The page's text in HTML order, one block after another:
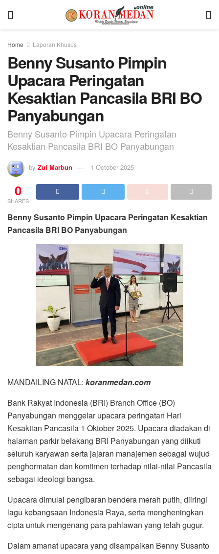
Home Laporan Khusus
Benny Susanto Pimpin
Upacara Peringatan
Kesaktian Pancasila BRI BO
Panyabungan
Benny Susanto Pimpin Upacara Peringatan
Kesaktian Pancasila BRI BO Panyabungan
by Zul Marbun 1 October 2025
0
SHARES
Benny Susanto Pimpin Upacara Peringatan Kesaktian
Pancasila BRI BO Panyabungan
MANDAILING NATAL: koranmedan.com
Bank Rakyat Indonesia (BRI) Branch Office (BO)
Panyabungan menggelar upacara peringatan Hari
Kesaktian Pancasila 1 Oktober 2025. Upacara diadakan di
halaman parkir belakang BRI Panyabungan yang diikuti
seluruh karyawan serta jajaran manajemen sebagai wujud
penghormatan dan komitmen terhadap nilai-nilai Pancasila
sebagai ideologi bangsa.
Upacara dimulai pengibaran bendera merah putih, diiringi
lagu kebangsaan Indonesia Raya, serta mengheningkan
cipta untuk mengenang para pahlawan yang telah gugur.
Dalam amanat upacara yang disampaikan Benny Susanto